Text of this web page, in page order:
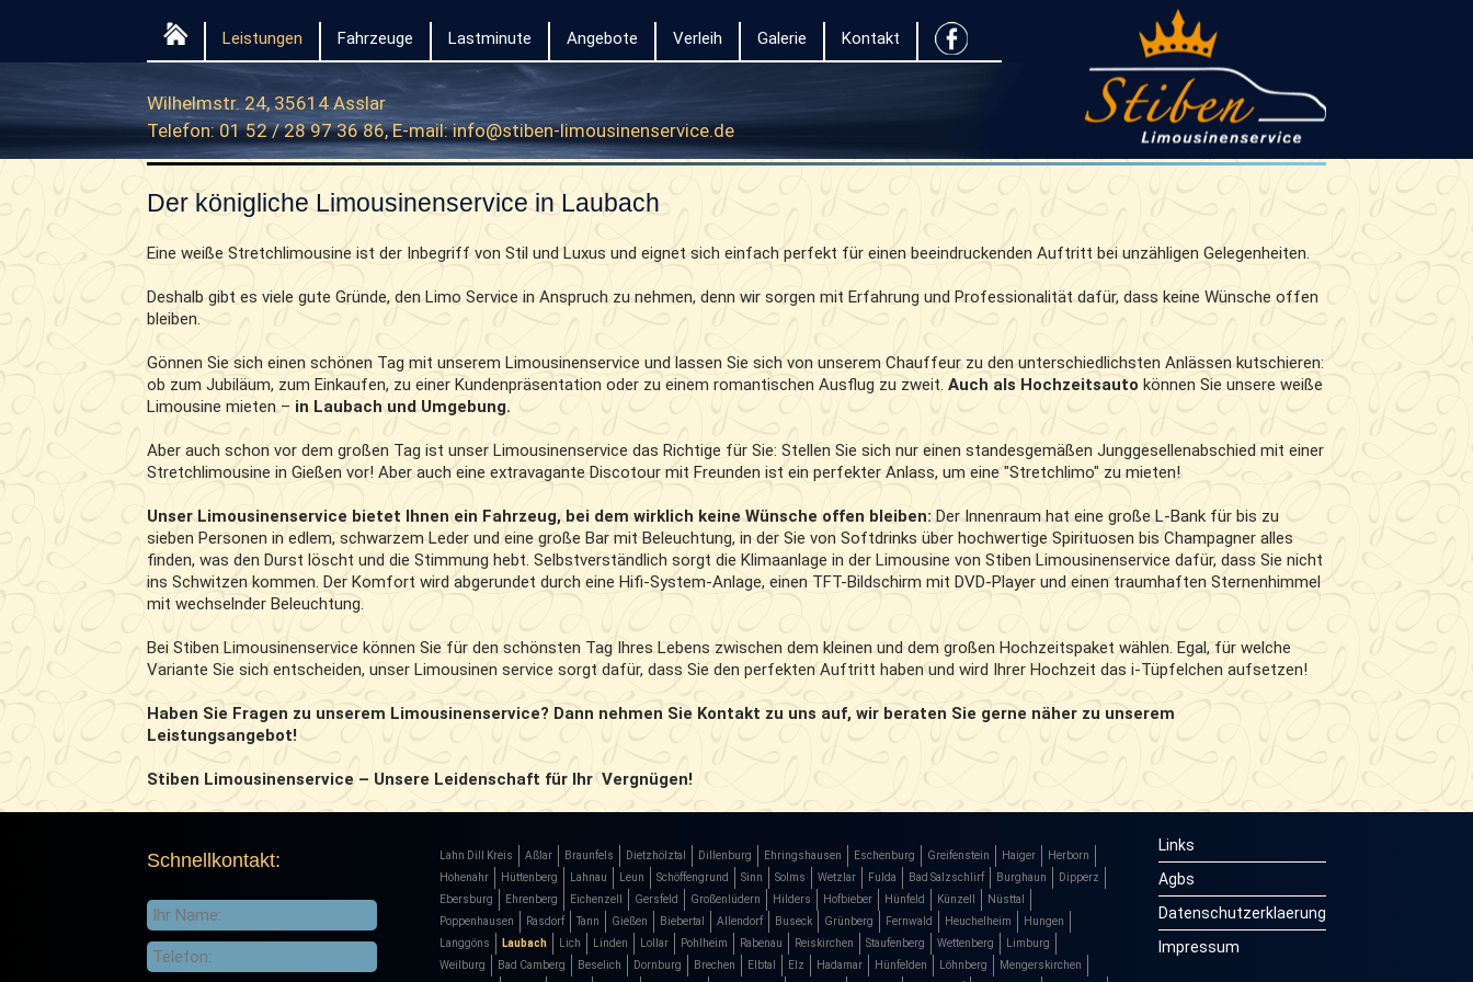
Leistungen Fahrzeuge Lastminute Angebote Verleih Galerie Kontakt
Wilhelmstr. 24, 35614 Asslar
Telefon: 01 52 / 28 97 36 86, E-mail:info@stiben-limousinenservice.de
Der königliche Limousinenservice in Laubach
Eine weiße Stretchlimousine ist der Inbegriff von Stil und Luxus und eignet sich einfach perfekt für einen beeindruckenden Auftritt bei unzähligen Gelegenheiten.
Deshalb gibt es viele gute Gründe, den Limo Service in Anspruch zu nehmen, denn wir sorgen mit Erfahrung und Professionalität dafür, dass keine Wünsche offen
bleiben.
Gönnen Sie sich einen schönen Tag mit unserem Limousinenservice und lassen Sie sich von unserem Chauffeur zu den unterschiedlichsten Anlässen kutschieren:
ob zum Jubiläum, zum Einkaufen, zu einer Kundenpräsentation oder zu einem romantischen Ausflug zu zweit.Auch als Hochzeitsauto können Sie unsere weiße
Limousine mieten – in Laubach und Umgebung.
Aber auch schon vor dem großen Tag ist unser Limousinenservice das Richtige für Sie: Stellen Sie sich nur einen standesgemäßen Junggesellenabschied mit einer
Stretchlimousine in Gießen vor! Aber auch eine extravagante Discotour mit Freunden ist ein perfekter Anlass, um eine "Stretchlimo" zu mieten!
Unser Limousinenservice bietet Ihnen ein Fahrzeug, bei dem wirklich keine Wünsche offen bleiben: Der Innenraum hat eine große L-Bank für bis zu
sieben Personen in edlem, schwarzem Leder und eine große Bar mit Beleuchtung, in der Sie von Softdrinks über hochwertige Spirituosen bis Champagner alles
finden, was den Durst löscht und die Stimmung hebt. Selbstverständlich sorgt die Klimaanlage in der Limousine von Stiben Limousinenservice dafür, dass Sie nicht
ins Schwitzen kommen. Der Komfort wird abgerundet durch eine Hifi-System-Anlage, einen TFT-Bildschirm mit DVD-Player und einen traumhaften Sternenhimmel
mit wechselnder Beleuchtung.
Bei Stiben Limousinenservice können Sie für den schönsten Tag Ihres Lebens zwischen dem kleinen und dem großen Hochzeitspaket wählen. Egal, für welche
Variante Sie sich entscheiden, unser Limousinen service sorgt dafür, dass Sie den perfekten Auftritt haben und wird Ihrer Hochzeit das i-Tüpfelchen aufsetzen!
Haben Sie Fragen zu unserem Limousinenservice? Dann nehmen Sie Kontakt zu uns auf, wir beraten Sie gerne näher zu unserem
Leistungsangebot!
Stiben Limousinenservice – Unsere Leidenschaft für Ihr Vergnügen!
Schnellkontakt: Lahn Dill Kreis Aßlar Braunfels Dietzhölztal Dillenburg Ehringshausen Eschenburg Greifenstein Haiger
Herborn
Hohenahr
Hüttenberg Lahnau Leun Schöffengrund Sinn Solms Wetzlar Fulda Bad Salzschlirf Burghaun
Dipperz
Ebersburg
Ehrenberg Eichenzell Gersfeld Großenlüdern Hilders Hofbieber Hünfeld Künzell
Nüsttal
Poppenhausen
Rasdorf Tann Gießen Biebertal Allendorf Buseck Grünberg Fernwald Heuchelheim
Hungen
Langgöns
Laubach Lich Linden Lollar Pohlheim Rabenau Reiskirchen Staufenberg Wettenberg
Limburg
Weilburg
Bad Camberg Beselich Dornburg Brechen Elbtal Elz Hadamar Hünfelden Löhnberg
Mengerskirchen
Links
Agbs
Datenschutzerklaerung
Impressum